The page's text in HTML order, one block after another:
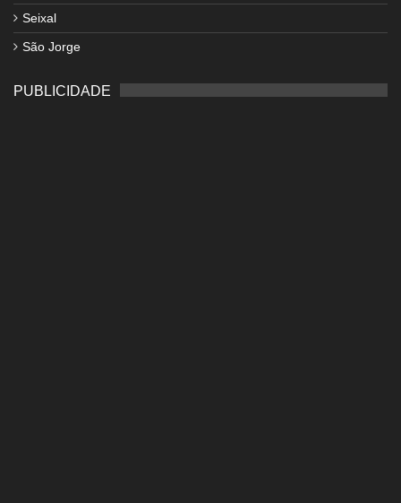
Seixal
São Jorge
PUBLICIDADE